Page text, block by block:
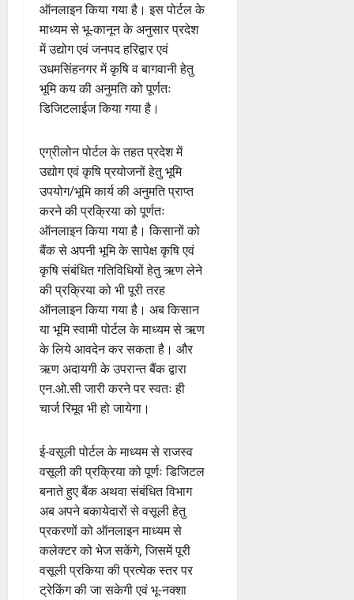
ऑनलाइन किया गया है। इस पोर्टल के
माध्यम से भू-कानून के अनुसार प्रदेश
में उद्योग एवं जनपद हरिद्वार एवं
उधमसिंहनगर में कृषि व बागवानी हेतु
भूमि कय की अनुमति को पूर्णतः
डिजिटलाईज किया गया है।
एग्रीलोन पोर्टल के तहत प्रदेश में
उद्योग एवं कृषि प्रयोजनों हेतु भूमि
उपयोग/भूमि कार्य की अनुमति प्राप्त
करने की प्रक्रिया को पूर्णतः
ऑनलाइन किया गया है। किसानों को
बैंक से अपनी भूमि के सापेक्ष कृषि एवं
कृषि संबंधित गतिविधियों हेतु ऋण लेने
की प्रक्रिया को भी पूरी तरह
ऑनलाइन किया गया है। अब किसान
या भूमि स्वामी पोर्टल के माध्यम से ऋण
के लिये आवदेन कर सकता है। और
ऋण अदायगी के उपरान्त बैंक द्वारा
एन.ओ.सी जारी करने पर स्वतः ही
चार्ज रिमूव भी हो जायेगा।
ई-वसूली पोर्टल के माध्यम से राजस्व
वसूली की प्रक्रिया को पूर्णः डिजिटल
बनाते हुए बैंक अथवा संबंधित विभाग
अब अपने बकायेदारों से वसूली हेतु
प्रकरणों को ऑनलाइन माध्यम से
कलेक्टर को भेज सकेंगे, जिसमें पूरी
वसूली प्रकिया की प्रत्येक स्तर पर
ट्रेकिंग की जा सकेगी एवं भू-नक्शा